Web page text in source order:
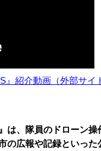
紹介動画（外部サイ
は、隊員のドローン
の広報や記録といっ